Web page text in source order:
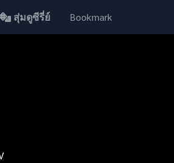
สุ่มดูซีรี่ย์ Bookmark